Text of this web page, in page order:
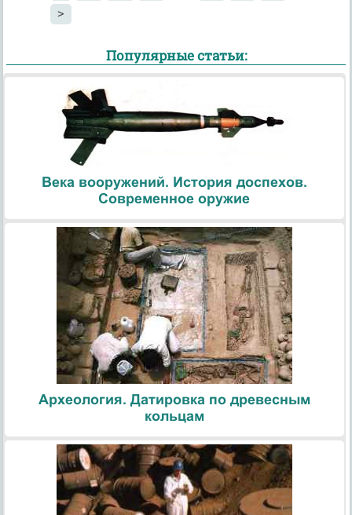
>
Популярные статьи:
Века вооружений. История доспехов.
Современное оружие
Археология. Датировка по древесным
кольцам